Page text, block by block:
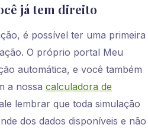
já tem direito
é possível ter uma primeira
O próprio portal Meu
automática, e você também
a nossa calculadora de
lembrar que toda simulação
dos dados disponíveis e não